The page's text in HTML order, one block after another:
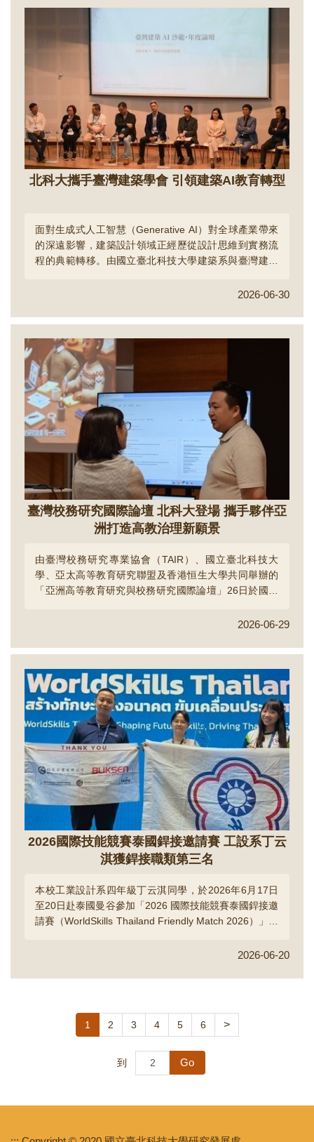
量，也反映學校長期深耕教學品質與人才培育的成
北科大攜手臺灣建築學會 引領建築AI教育轉型
面對生成式人工智慧（Generative AI）對全球產業帶來
的深遠影響，建築設計領域正經歷從設計思維到實務流
程的典範轉移。由國立臺北科技大學建築系與臺灣建築
滿落幕。本屆論壇以「AI × Architecture 2026：重新定
育者與實務工作者，共同探討人工智慧如何重塑建築學
知識體系與實踐方法，並建構產學跨域對話平台。...
2026-06-30
臺灣校務研究國際論壇 北科大登場 攜手夥伴亞
洲打造高教治理新願景
由臺灣校務研究專業協會（TAIR）、國立臺北科技大
學、亞太高等教育研究聯盟及香港恒生大學共同舉辦的
「亞洲高等教育研究與校務研究國際論壇」26日於國立
高齡化社會下的高等教育」為主題，邀請香港及亞洲各
校務主管、校務研究專業人員及教師參與，展現臺灣高
等教育界對人工智慧時代大學治理與校務研究發展的高
度重視。...
2026-06-29
2026國際技能競賽泰國銲接邀請賽 工設系丁云
淇獲銲接職類第三名
本校工業設計系四年級丁云淇同學，於2026年6月17日
至20日赴泰國曼谷參加「2026 國際技能競賽泰國銲接邀
請賽（WorldSkills Thailand Friendly Match 2026）」，
2026-06-20
1 2 3 4 5 6 >
到 Go